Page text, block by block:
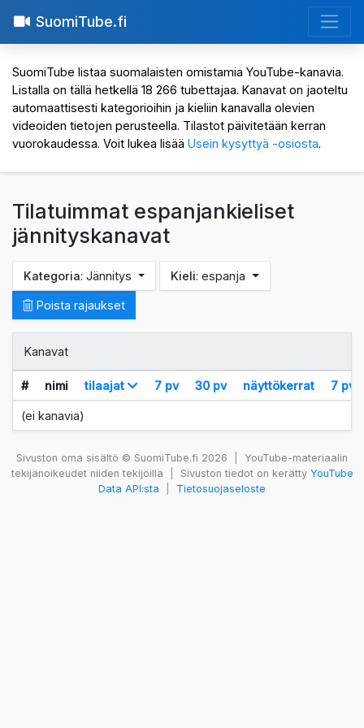
SuomiTube.fi
SuomiTube listaa suomalaisten omistamia YouTube-kanavia.
Listalla on tällä hetkellä 18 266 tubettajaa. Kanavat on jaoteltu
automaattisesti kategorioihin ja kieliin kanavalla olevien
videoiden tietojen perusteella. Tilastot päivitetään kerran
vuorokaudessa. Voit lukea lisää Usein kysyttyä -osiosta.
Tilatuimmat espanjankieliset
jännityskanavat
Kategoria: Jännitys Kieli: espanja
Poista rajaukset
Kanavat
# nimi tilaajat 7 pv 30 pv näyttökerrat 7 pv
(ei kanavia)
Sivuston oma sisältö © SuomiTube.fi 2026
YouTube-materiaalin
tekijänoikeudet niiden tekijöillä
Sivuston tiedot on kerätty YouTube
Data API:sta
Tietosuojaseloste